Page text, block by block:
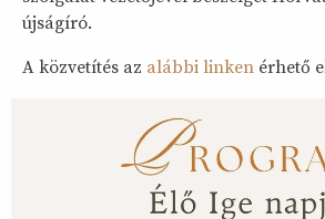
újságíró.
A közvetítés az alábbi linken érhető